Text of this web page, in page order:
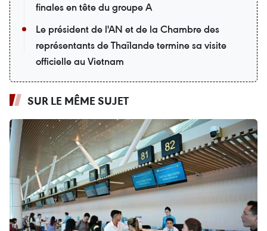
finales en tête du groupe A
Le président de l'AN et de la Chambre des
représentants de Thaïlande termine sa visite
officielle au Vietnam
SUR LE MÊME SUJET